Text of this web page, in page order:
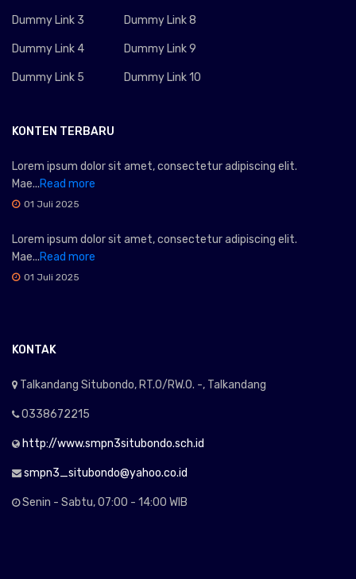
Dummy Link 3
Dummy Link 4
Dummy Link 5
Dummy Link 8
Dummy Link 9
Dummy Link 10
KONTEN TERBARU
Lorem ipsum dolor sit amet, consectetur adipiscing elit.
Mae...Read more
01 Juli 2025
Lorem ipsum dolor sit amet, consectetur adipiscing elit.
Mae...Read more
01 Juli 2025
KONTAK
Talkandang Situbondo, RT.0/RW.0. -, Talkandang
0338672215
http://www.smpn3situbondo.sch.id
smpn3_situbondo@yahoo.co.id
Senin - Sabtu, 07:00 - 14:00 WIB